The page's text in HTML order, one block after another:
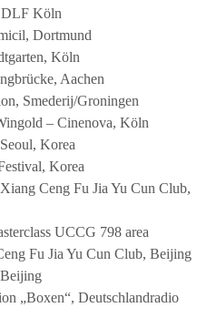
DLF Köln
Dortmund
Köln
Aachen
Smederij/Groningen
– Cinenova, Köln
Korea
Korea
Ceng Fu Jia Yu Cun Club,
UCCG 798 area
Fu Jia Yu Cun Club, Beijing
„Boxen“, Deutschlandradio